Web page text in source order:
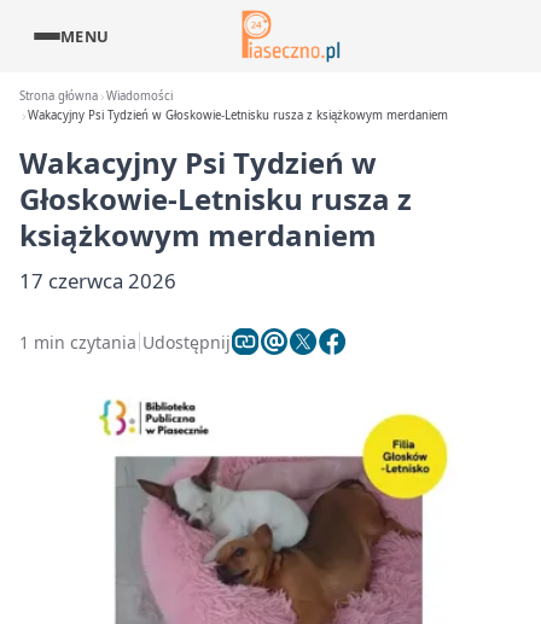
MENU
Strona główna Wiadomości
Wakacyjny Psi Tydzień w Głoskowie-Letnisku rusza z książkowym merdaniem
Wakacyjny Psi Tydzień w
Głoskowie-Letnisku rusza z
książkowym merdaniem
17 czerwca 2026
1 min czytania Udostępnij